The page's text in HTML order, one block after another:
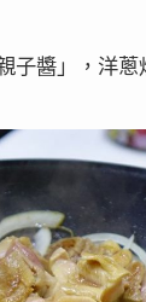
子醬」，洋蔥